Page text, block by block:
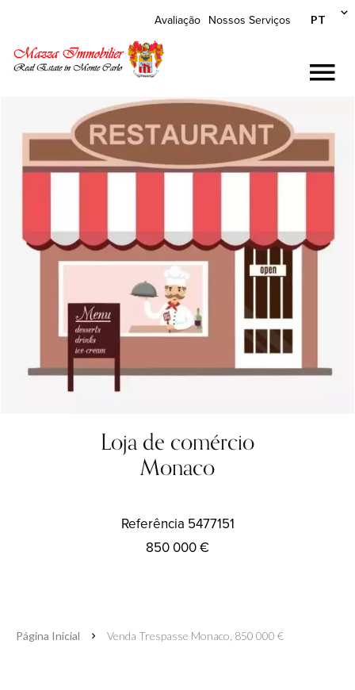
Avaliação Nossos Serviços PT
Loja de comércio
Monaco
Referência 5477151
850 000 €
Página Inicial Venda Trespasse Monaco, 850 000 €